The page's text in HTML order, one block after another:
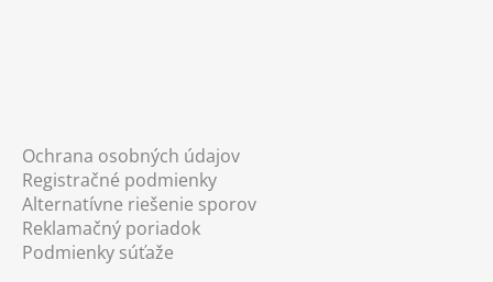
Ochrana osobných údajov
Registračné podmienky
Alternatívne riešenie sporov
Reklamačný poriadok
Podmienky súťaže